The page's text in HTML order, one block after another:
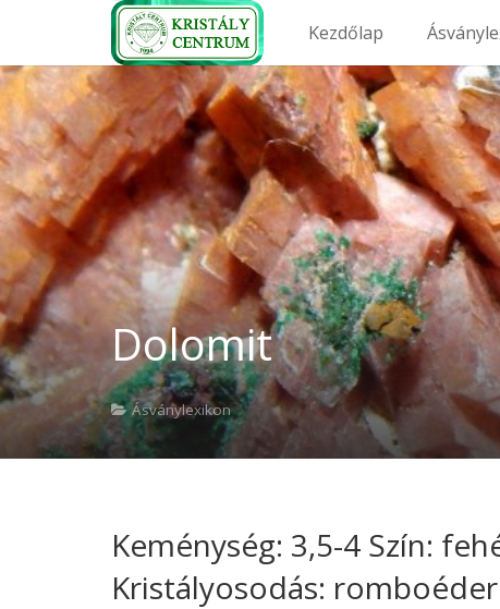
Kezdőlap
Dolomit
Ásványlexikon
Keménység: 3,5-4 Szín:
Kristályosodás: romboéder